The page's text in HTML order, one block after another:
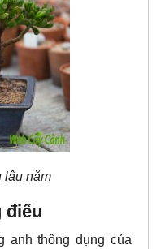
lâu năm
điếu
anh thông dụng của